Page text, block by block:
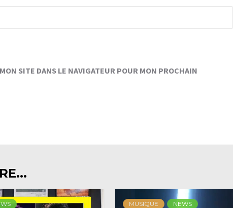
SITE DANS LE NAVIGATEUR POUR MON PROCHAIN
MUSIQUE NEWS